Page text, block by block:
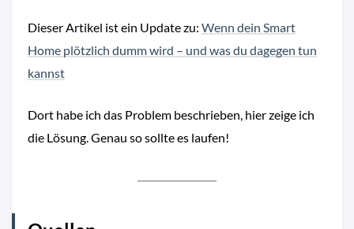
Dieser Artikel ist ein Update zu: Wenn dein Smart
Home plötzlich dumm wird – und was du dagegen tun
kannst
Dort habe ich das Problem beschrieben, hier zeige ich
die Lösung. Genau so sollte es laufen!